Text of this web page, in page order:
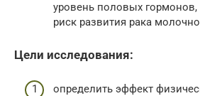
уровень половых гормонов,
риск развития рака
Цели исследования:
определить эффект